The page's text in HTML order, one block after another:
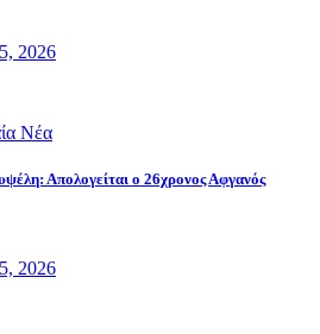
2026
Νέα
Απολογείται ο 26χρονος Αφγανός
2026